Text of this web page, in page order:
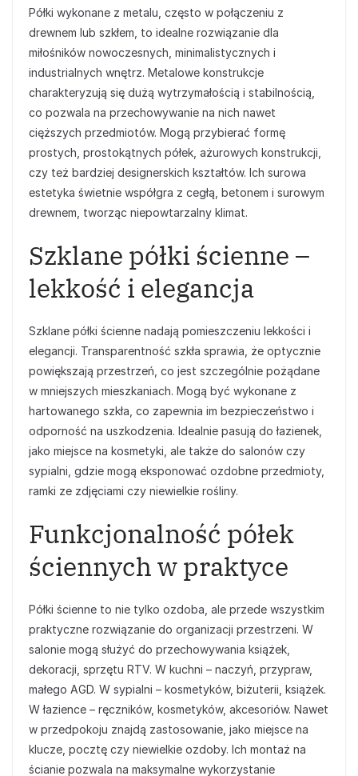
Półki wykonane z metalu, często w połączeniu z
drewnem lub szkłem, to idealne rozwiązanie dla
miłośników nowoczesnych, minimalistycznych i
industrialnych wnętrz. Metalowe konstrukcje
charakteryzują się dużą wytrzymałością i stabilnością,
co pozwala na przechowywanie na nich nawet
cięższych przedmiotów. Mogą przybierać formę
prostych, prostokątnych półek, ażurowych konstrukcji,
czy też bardziej designerskich kształtów. Ich surowa
estetyka świetnie współgra z cegłą, betonem i surowym
drewnem, tworząc niepowtarzalny klimat.
Szklane półki ścienne –
lekkość i elegancja
Szklane półki ścienne nadają pomieszczeniu lekkości i
elegancji. Transparentność szkła sprawia, że optycznie
powiększają przestrzeń, co jest szczególnie pożądane
w mniejszych mieszkaniach. Mogą być wykonane z
hartowanego szkła, co zapewnia im bezpieczeństwo i
odporność na uszkodzenia. Idealnie pasują do łazienek,
jako miejsce na kosmetyki, ale także do salonów czy
sypialni, gdzie mogą eksponować ozdobne przedmioty,
ramki ze zdjęciami czy niewielkie rośliny.
Funkcjonalność półek
ściennych w praktyce
Półki ścienne to nie tylko ozdoba, ale przede wszystkim
praktyczne rozwiązanie do organizacji przestrzeni. W
salonie mogą służyć do przechowywania książek,
dekoracji, sprzętu RTV. W kuchni – naczyń, przypraw,
małego AGD. W sypialni – kosmetyków, biżuterii, książek.
W łazience – ręczników, kosmetyków, akcesoriów. Nawet
w przedpokoju znajdą zastosowanie, jako miejsce na
klucze, pocztę czy niewielkie ozdoby. Ich montaż na
ścianie pozwala na maksymalne wykorzystanie